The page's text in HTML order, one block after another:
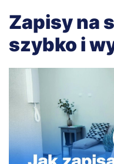
Zapisy na
szybko i